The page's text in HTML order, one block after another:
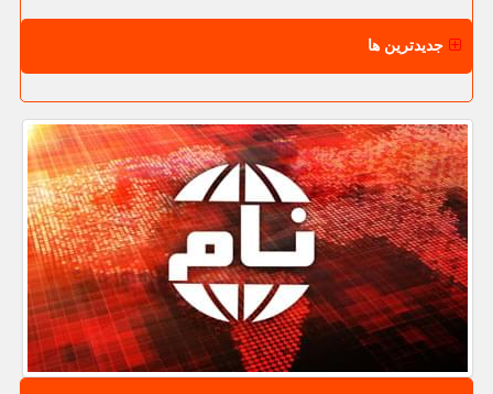
جدیدترین ها